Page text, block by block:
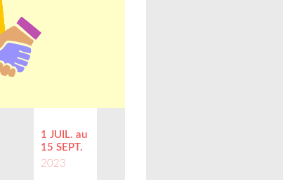
1 JUIL. au
15 SEPT.
2023